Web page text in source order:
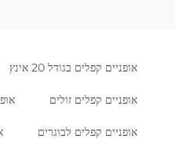
אופניים קפלים בגודל 20 אינץ
אופניים קפלים זולים
אופניים קפלים לבוגרים